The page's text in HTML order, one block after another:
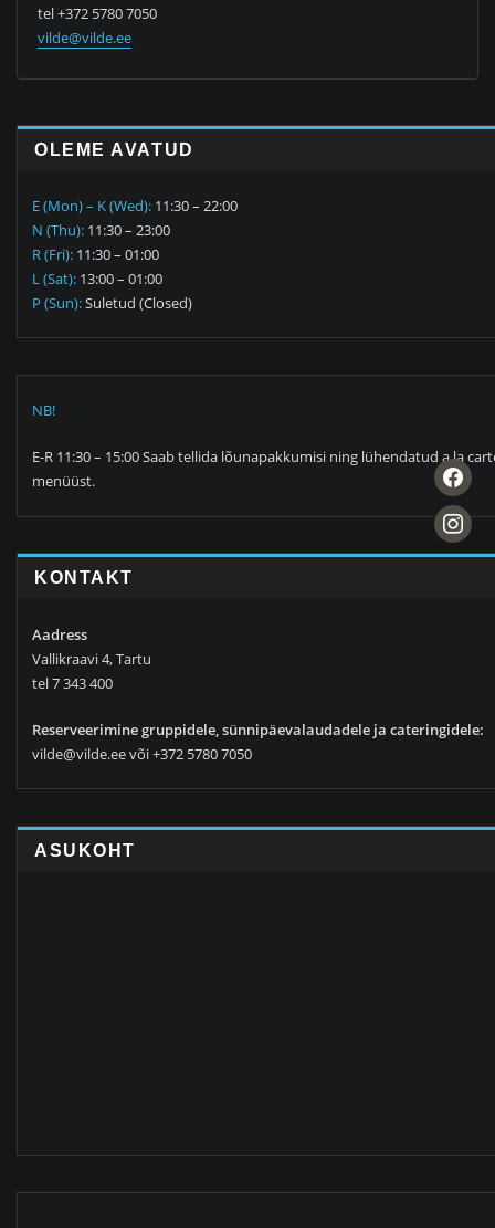
tel +372 5780 7050
vilde@vilde.ee
OLEME AVATUD
E (Mon) – K (Wed): 11:30 – 22:00
N (Thu): 11:30 – 23:00
R (Fri): 11:30 – 01:00
L (Sat): 13:00 – 01:00
P (Sun):Suletud (Closed)
NB!
E-R 11:30 – 15:00 Saab tellida lõunapakkumisi ning lühendatud a la
menüüst.
KONTAKT
Aadress
Vallikraavi 4, Tartu
tel 7 343 400
Reserveerimine gruppidele, sünnipäevalaudadele ja cateringidele:
vilde@vilde.ee või +372 5780 7050
ASUKOHT
facebook